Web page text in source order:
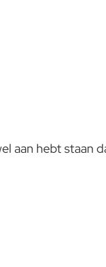
aan hebt staan